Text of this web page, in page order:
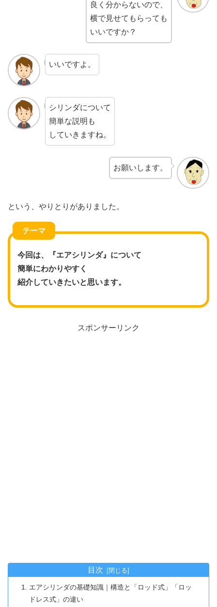
良く分からないので、
横で見せてもらっても
いいですか？
いいですよ。
シリンダについて
簡単な説明も
していきますね。
お願いします。
という、やりとりがありました。
テーマ
今回は、『エアシリンダ』について
簡単にわかりやすく
紹介していきたいと思います。
スポンサーリンク
目次
エアシリンダの基礎知識｜構造と「ロッド式」「ロッ
ドレス式」の違い